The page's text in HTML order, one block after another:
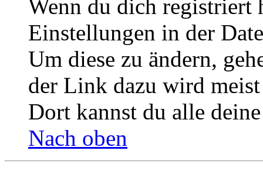
Wenn du dich registriert
Einstellungen in der
Um diese zu ändern,
der Link dazu wird
Dort kannst du alle
Nach oben